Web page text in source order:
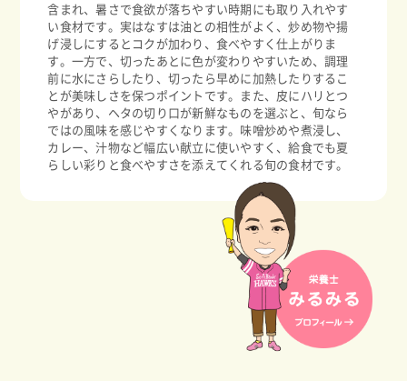
含まれ、暑さで食欲が落ちやすい時期にも取り入れやす
い食材です。実はなすは油との相性がよく、炒め物や揚
げ浸しにするとコクが加わり、食べやすく仕上がりま
す。一方で、切ったあとに色が変わりやすいため、調理
前に水にさらしたり、切ったら早めに加熱したりするこ
とが美味しさを保つポイントです。また、皮にハリとつ
やがあり、ヘタの切り口が新鮮なものを選ぶと、旬なら
ではの風味を感じやすくなります。味噌炒めや煮浸し、
カレー、汁物など幅広い献立に使いやすく、給食でも夏
らしい彩りと食べやすさを添えてくれる旬の食材です。